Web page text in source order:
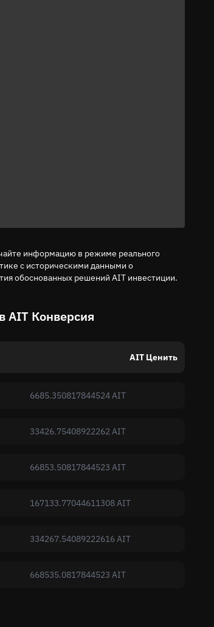
информацию в режиме реального
с историческими данными о
обоснованных решений AIT инвестиции.
Конверсия
AIT Ценить
6685.350817844524 AIT
33426.75408922262 AIT
66853.50817844523 AIT
167133.77044611308 AIT
334267.54089222616 AIT
668535.0817844523 AIT